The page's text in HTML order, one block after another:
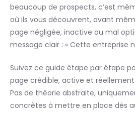
beaucoup de prospects, c’est
où ils vous découvrent, avant
page négligée, inactive ou mal
message clair : « Cette entreprise
Suivez ce guide étape par étape
page crédible, active et
Pas de théorie abstraite,
concrètes à mettre en place dès